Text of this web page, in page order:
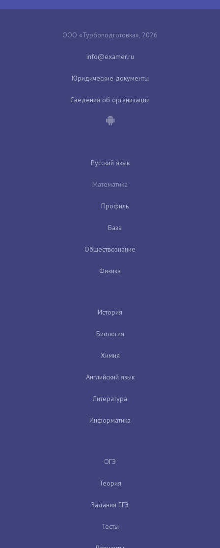
ООО «Турбоподготовка», 2026
Юридические документы
Сведения об организации
Русский язык
Математика
Профиль
База
Обществознание
Физика
История
Биология
Химия
Английский язык
Литература
Информатика
ОГЭ
Теория
Задания ЕГЭ
Тесты